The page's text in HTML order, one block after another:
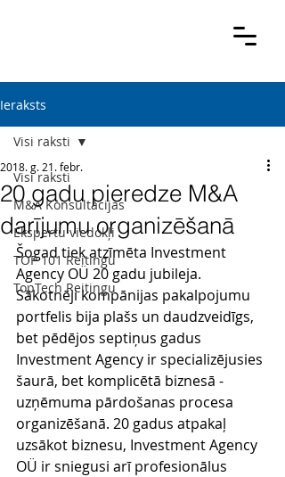
Ieraksts
Visi raksti
M&A Konsultācijas
Ekspertu viedokļi
TOP 101 Reitingu
TopTech Reitingu
Visi raksti
20 gadu pieredze M&A
darījumu organizēšanā
2018. g. 21. febr.
Šogad tiek atzīmēta Investment
Agency OÜ 20 gadu jubileja.
Sākotnēji kompānijas pakalpojumu
portfelis bija plašs un daudzveidīgs,
bet pēdējos septiņus gadus
Investment Agency ir specializējusies
šaurā, bet komplicētā biznesā -
uzņēmuma pārdošanas procesa
organizēšanā. 20 gadus atpakaļ
uzsākot biznesu, Investment Agency
OÜ ir sniegusi arī profesionālus